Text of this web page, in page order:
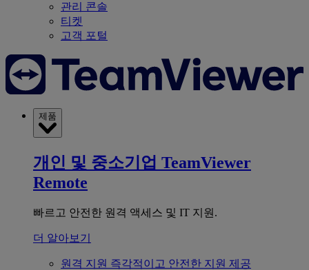
관리 콘솔
티켓
고객 포털
제품
개인 및 중소기업 TeamViewer
Remote
빠르고 안전한 원격 액세스 및 IT 지원.
더 알아보기
원격 지원 즉각적이고 안전한 지원 제공